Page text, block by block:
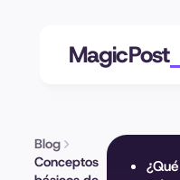
MagicPost
Blog
Conceptos